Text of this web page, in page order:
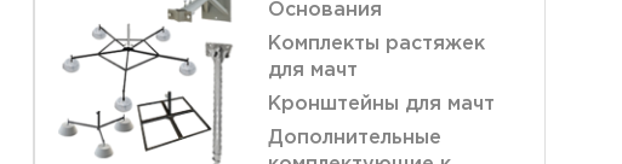
Основания
Комплекты растяжек
для мачт
Кронштейны для мачт
Дополнительные